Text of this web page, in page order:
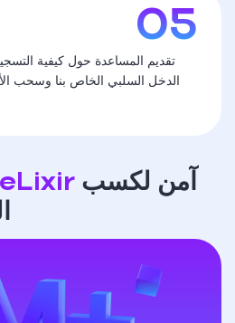
تقديم المساعدة حول كيفية
الدخل السلبي الخاص بنا وسحب